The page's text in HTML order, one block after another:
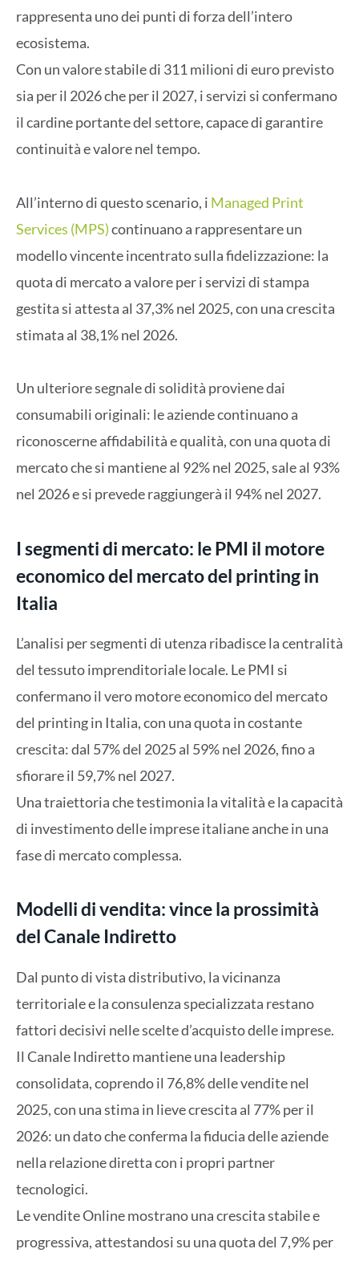
rappresenta uno dei punti di forza dell’intero
ecosistema.
Con un valore stabile di 311 milioni di euro previsto
sia per il 2026 che per il 2027, i servizi si confermano
il cardine portante del settore, capace di garantire
continuità e valore nel tempo.
All’interno di questo scenario, i Managed Print
Services (MPS)continuano a rappresentare un
modello vincente incentrato sulla fidelizzazione: la
quota di mercato a valore per i servizi di stampa
gestita si attesta al 37,3% nel 2025, con una crescita
stimata al 38,1% nel 2026.
Un ulteriore segnale di solidità proviene dai
consumabili originali: le aziende continuano a
riconoscerne affidabilità e qualità, con una quota di
mercato che si mantiene al 92% nel 2025, sale al 93%
nel 2026 e si prevede raggiungerà il 94% nel 2027.
I segmenti di mercato: le PMI il motore
economico del mercato del printing in
Italia
L’analisi per segmenti di utenza ribadisce la centralità
del tessuto imprenditoriale locale. Le PMI si
confermano il vero motore economico del mercato
del printing in Italia, con una quota in costante
crescita: dal 57% del 2025 al 59% nel 2026, fino a
sfiorare il 59,7% nel 2027.
Una traiettoria che testimonia la vitalità e la capacità
di investimento delle imprese italiane anche in una
fase di mercato complessa.
Modelli di vendita: vince la prossimità
del Canale Indiretto
Dal punto di vista distributivo, la vicinanza
territoriale e la consulenza specializzata restano
fattori decisivi nelle scelte d’acquisto delle imprese.
Il Canale Indiretto mantiene una leadership
consolidata, coprendo il 76,8% delle vendite nel
2025, con una stima in lieve crescita al 77% per il
2026: un dato che conferma la fiducia delle aziende
nella relazione diretta con i propri partner
tecnologici.
Le vendite Online mostrano una crescita stabile e
progressiva, attestandosi su una quota del 7,9% per